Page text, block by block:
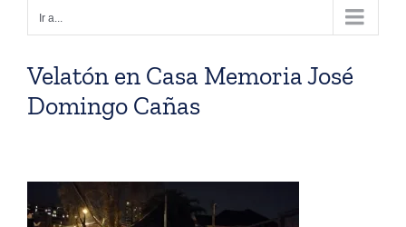
Ir a...
Velatón en Casa Memoria José
Domingo Cañas